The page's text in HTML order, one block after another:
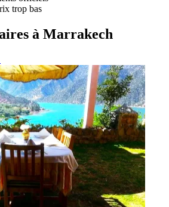
trop bas
à Marrakech